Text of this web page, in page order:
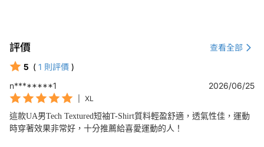
評價
查看全部
5 ( 1 則評價 )
n********1
2026/06/25
XL
這款UA男Tech Textured短袖T-Shirt質料輕盈舒適，透氣性佳，運動
時穿著效果非常好，十分推薦給喜愛運動的人！